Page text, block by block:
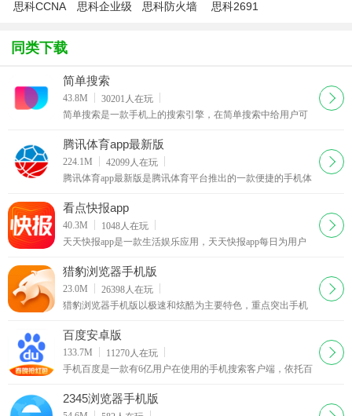
思科CCNA
(CCNA
Network
思科企业级
思科防火墙
思科2691
同类下载
简单搜索
43.8M 30201 人在玩
简单搜索是一款手机上的搜索引擎，在简单搜索中给用户可
体验上还是很不错的，有需要上网的用户快来西西简单搜索
专区下载
下载
腾讯体育app最新版
224.1M 42099人在玩
腾讯体育app最新版是腾讯体育平台推出的一款便捷的手机体
也能第一时间了解最新体育新闻动态。
下载
看点快报app
40.3M 1048人在玩
天天快报app是一款生活娱乐应用，天天快报app每日为用户
论，有不少内涵的神吐糟回复，还能在在图片中加入贴图与
下载
猎豹浏览器手机版
23.0M 26398人在玩
猎豹浏览器手机版以极速和炫酷为主要特色，重点突出手机
音。猎豹浏览器手机版更省流量、更安全、更智能
下载
百度安卓版
133.7M 11270人在玩
手机百度是一款有6亿用户在使用的手机搜索客户端，依托百
地图、百度音乐、百度视频等专业垂直搜索频道，方便用户
随时随地使用百度搜索服务。
下载
2345浏览器手机版